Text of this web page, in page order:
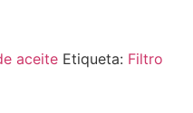
aceite Etiqueta: Filtro